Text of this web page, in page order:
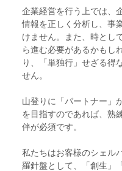
企業経営を行う上では、
情報を正しく分析し、事
けません。また、時とし
ら進む必要があるかもし
り、「単独行」せざる得
せん。
山登りに「パートナー」
を目指すのであれば、熟
伴が必須です。
私たちはお客様のシェル
羅針盤として、「創生」